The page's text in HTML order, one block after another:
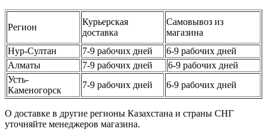
Регион
Курьерская
доставка
Самовывоз из
магазина
Нур-Султан
7-9 рабочих дней
6-9 рабочих дней
Алматы
7-9 рабочих дней
6-9 рабочих дней
Усть-
Каменогорск
7-9 рабочих дней 6-9 рабочих дней
О доставке в другие регионы Казахстана и страны СНГ
уточняйте менеджеров магазина.